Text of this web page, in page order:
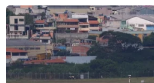
Chứng khoán châu Á đồng
nhờ đà hồi phục của cổ
nghệ
05/08/2026 11:00